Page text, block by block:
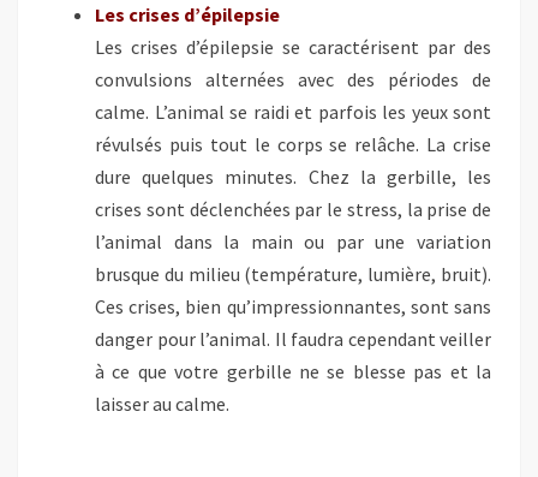
Les crises d’épilepsie
Les crises d’épilepsie se caractérisent par des
convulsions alternées avec des périodes de
calme. L’animal se raidi et parfois les yeux sont
révulsés puis tout le corps se relâche. La crise
dure quelques minutes. Chez la gerbille, les
crises sont déclenchées par le stress, la prise de
l’animal dans la main ou par une variation
brusque du milieu (température, lumière, bruit).
Ces crises, bien qu’impressionnantes, sont sans
danger pour l’animal. Il faudra cependant veiller
à ce que votre gerbille ne se blesse pas et la
laisser au calme.